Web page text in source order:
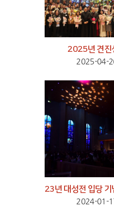
2025년 견진
2025-04-
2024-01-